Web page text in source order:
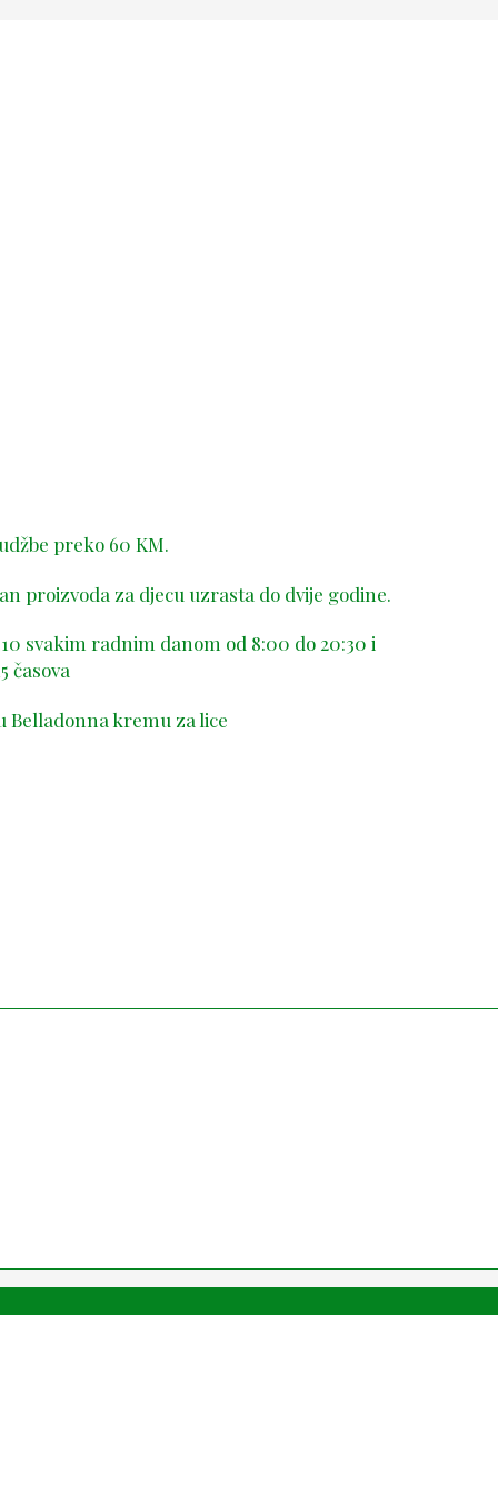
preko 60 KM.
proizvoda za djecu uzrasta do dvije godine.
svakim radnim danom od 8:00 do 20:30 i
časova
Belladonna kremu za lice